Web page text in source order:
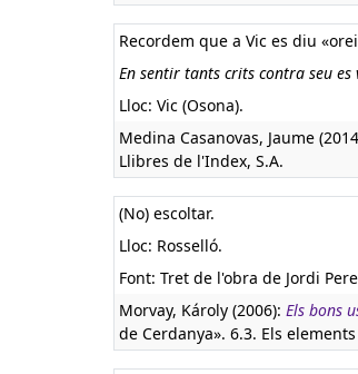
Recordem que a Vic es diu
En sentir tants crits contra seu es
Lloc: Vic (Osona).
Medina Casanovas, Jaume
Llibres de l'Index, S.A.
(No) escoltar.
Lloc: Rosselló.
Font: Tret de l'obra de Jordi
Morvay, Károly (2006): Els bons
de Cerdanya». 6.3. Els